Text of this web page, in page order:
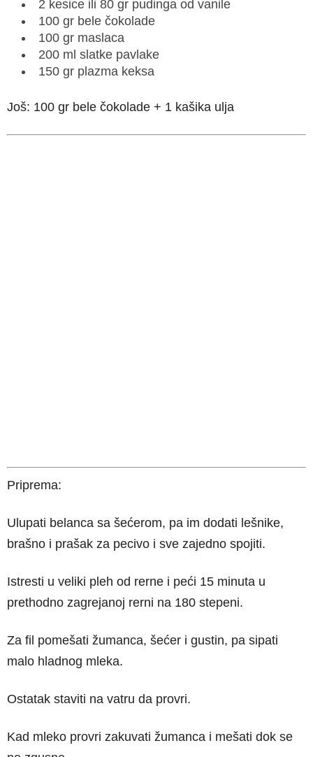
2 kesice ili 80 gr pudinga od vanile
100 gr bele čokolade
100 gr maslaca
200 ml slatke pavlake
150 gr plazma keksa
Još: 100 gr bele čokolade + 1 kašika ulja
Priprema:
Ulupati belanca sa šećerom, pa im dodati lešnike,
brašno i prašak za pecivo i sve zajedno spojiti.
Istresti u veliki pleh od rerne i peći 15 minuta u
prethodno zagrejanoj rerni na 180 stepeni.
Za fil pomešati žumanca, šećer i gustin, pa sipati
malo hladnog mleka.
Ostatak staviti na vatru da provri.
Kad mleko provri zakuvati žumanca i mešati dok se